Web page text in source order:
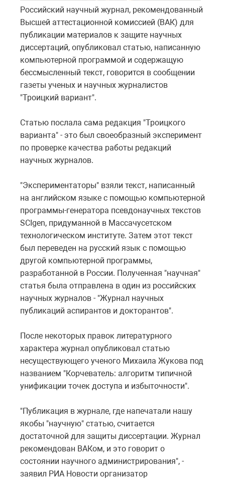
Российский научный журнал, рекомендованный
Высшей аттестационной комиссией (ВАК) для
публикации материалов к защите научных
диссертаций, опубликовал статью, написанную
компьютерной программой и содержащую
бессмысленный текст, говорится в сообщении
газеты ученых и научных журналистов
"Троицкий вариант".
Статью послала сама редакция "Троицкого
варианта" - это был своеобразный эксперимент
по проверке качества работы редакций
научных журналов.
"Экспериментаторы" взяли текст, написанный
на английском языке с помощью компьютерной
программы-генератора псевдонаучных текстов
SCIgen, придуманной в Массачусетском
технологическом институте. Затем этот текст
был переведен на русский язык с помощью
другой компьютерной программы,
разработанной в России. Полученная "научная"
статья была отправлена в один из российских
научных журналов - "Журнал научных
публикаций аспирантов и докторантов".
После некоторых правок литературного
характера журнал опубликовал статью
несуществующего ученого Михаила Жукова под
названием "Корчеватель: алгоритм типичной
унификации точек доступа и избыточности".
"Публикация в журнале, где напечатали нашу
якобы "научную" статью, считается
достаточной для защиты диссертации. Журнал
рекомендован ВАКом, и это говорит о
состоянии научного администрирования", -
заявил РИА Новости организатор